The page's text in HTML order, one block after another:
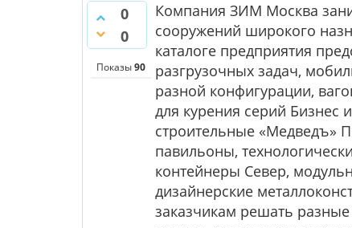
0
0
Показы90
Компания ЗИМ Москва
сооружений широкого
каталоге предприятия
разгрузочных задач,
разной конфигурации,
для курения серий Бизнес
строительные «Медведъ»
павильоны,
контейнеры Север,
дизайнерские
заказчикам решать